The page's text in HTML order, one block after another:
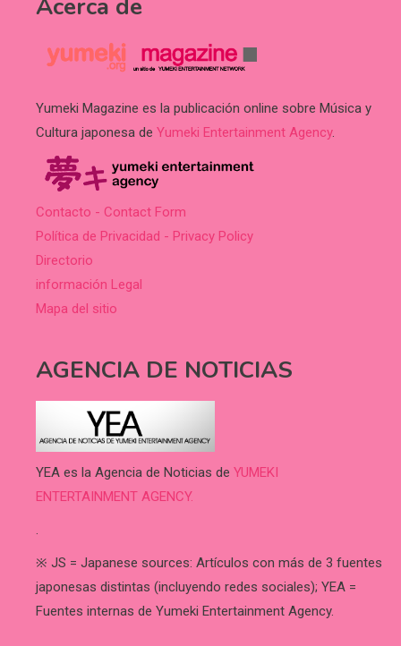
Acerca de
Yumeki Magazine es la publicación online sobre Música y
Cultura japonesa de Yumeki Entertainment Agency.
Contacto - Contact Form
Política de Privacidad - Privacy Policy
Directorio
información Legal
Mapa del sitio
AGENCIA DE NOTICIAS
YEA es la Agencia de Noticias de YUMEKI
ENTERTAINMENT AGENCY.
.
※ JS = Japanese sources: Artículos con más de 3 fuentes
japonesas distintas (incluyendo redes sociales); YEA =
Fuentes internas de Yumeki Entertainment Agency.